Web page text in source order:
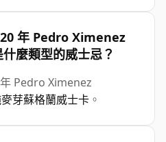
年 Pedro Ximenez
麼類型的威士忌？
Pedro Ximenez
芽蘇格蘭威士卡 。